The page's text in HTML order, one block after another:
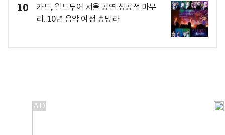
10
카드, 월드투어 서울 공연 성공적 마무
리..10년 음악 여정 총망라